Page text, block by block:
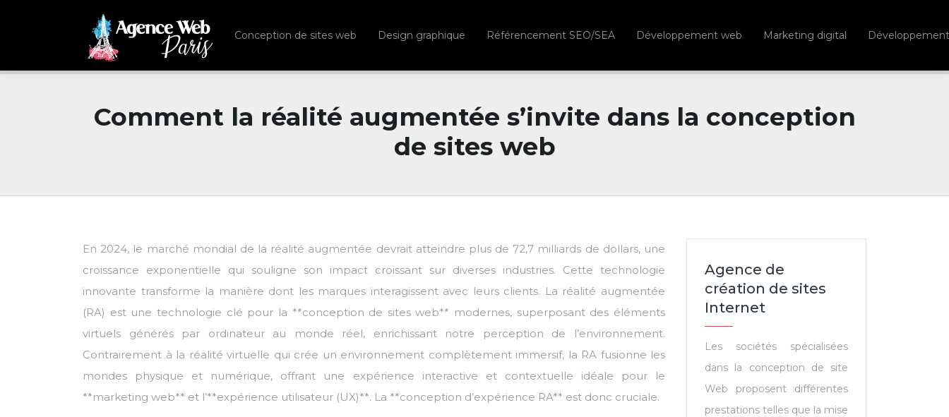
Conception de sites web Design graphique Référencement SEO/SEA Développement web Marketing digital
Comment la réalité augmentée s’invite dans la conception
de sites web
En 2024, le marché mondial de la réalité augmentée devrait atteindre plus de 72,7 milliards de dollars, une
croissance exponentielle qui souligne son impact croissant sur diverses industries. Cette technologie
innovante transforme la manière dont les marques interagissent avec leurs clients. La réalité augmentée
(RA) est une technologie clé pour la **conception de sites web** modernes, superposant des éléments
virtuels générés par ordinateur au monde réel, enrichissant notre perception de l’environnement.
Contrairement à la réalité virtuelle qui crée un environnement complètement immersif, la RA fusionne les
mondes physique et numérique, offrant une expérience interactive et contextuelle idéale pour le
**marketing web** et l’**expérience utilisateur (UX)**. La **conception d’expérience RA** est donc cruciale.
Agence de
création de sites
Internet
Les sociétés spécialisées
dans la conception de site
Web proposent différentes
prestations telles que la mise